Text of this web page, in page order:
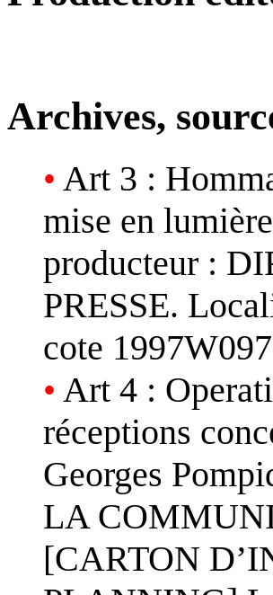
Archives,
• Art 3 :
mise en
producteur :
PRESSE.
cote
• Art 4 :
réceptions
Georges
LA
[CARTON